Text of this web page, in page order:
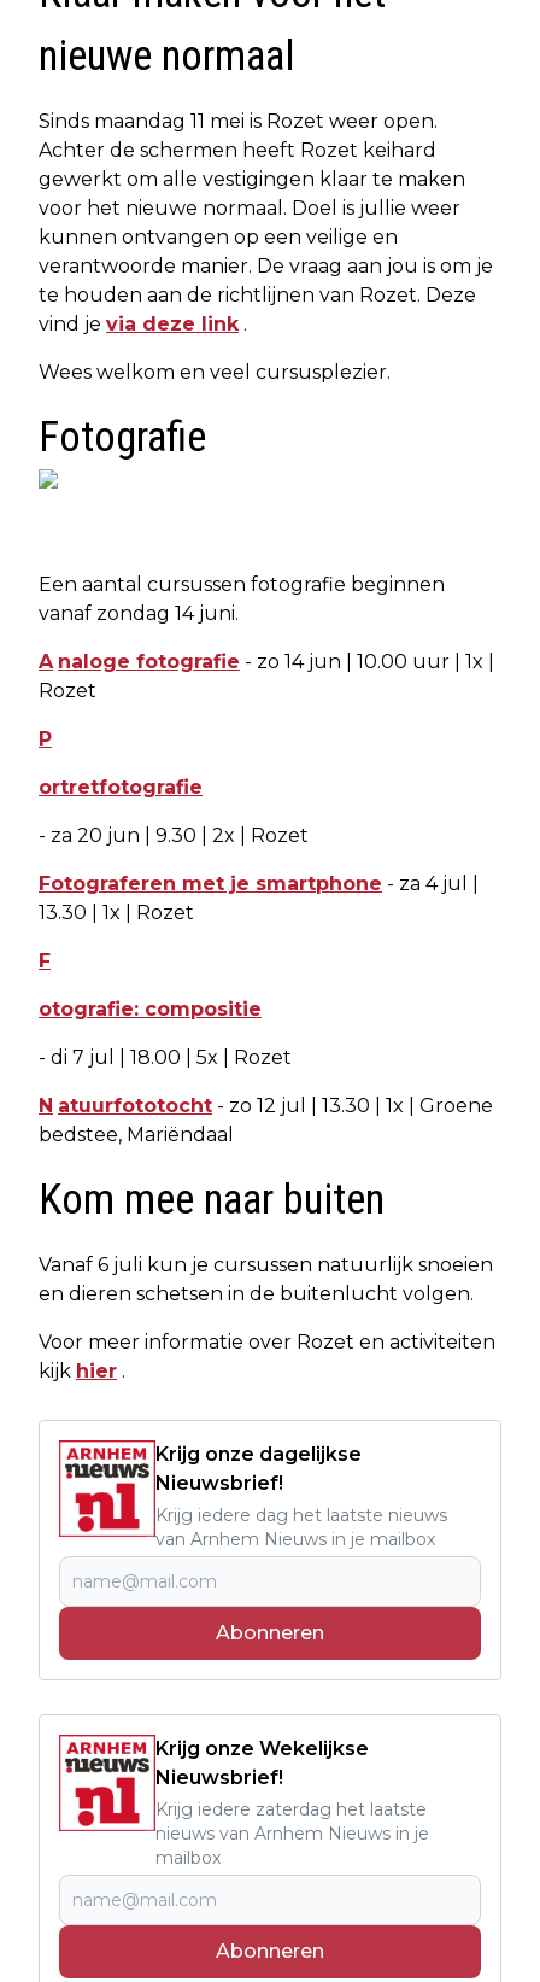
nieuwe normaal
Sinds maandag 11 mei is Rozet weer open.
Achter de schermen heeft Rozet keihard
gewerkt om alle vestigingen klaar te maken
voor het nieuwe normaal. Doel is jullie weer
kunnen ontvangen op een veilige en
verantwoorde manier. De vraag aan jou is om je
te houden aan de richtlijnen van Rozet. Deze
vind je via deze link .
Wees welkom en veel cursusplezier.
Fotografie
Een aantal cursussen fotografie beginnen
vanaf zondag 14 juni.
A naloge fotografie - zo 14 jun | 10.00 uur | 1x |
Rozet
P
ortretfotografie
- za 20 jun | 9.30 | 2x | Rozet
Fotograferen met je smartphone - za 4 jul |
13.30 | 1x | Rozet
F
otografie: compositie
- di 7 jul | 18.00 | 5x | Rozet
N atuurfototocht - zo 12 jul | 13.30 | 1x | Groene
bedstee, Mariëndaal
Kom mee naar buiten
Vanaf 6 juli kun je cursussen natuurlijk snoeien
en dieren schetsen in de buitenlucht volgen.
Voor meer informatie over Rozet en activiteiten
kijk hier .
Krijg onze dagelijkse
Nieuwsbrief!
Krijg iedere dag het laatste nieuws
van Arnhem Nieuws in je mailbox
Abonneren
Krijg onze Wekelijkse
Nieuwsbrief!
Krijg iedere zaterdag het laatste
nieuws van Arnhem Nieuws in je
mailbox
Abonneren